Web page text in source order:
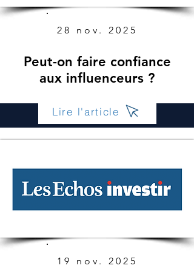
28 nov. 2025
Peut-on faire confiance
aux influenceurs ?
Lire l'article
19 nov. 2025